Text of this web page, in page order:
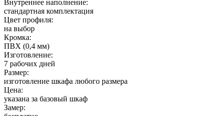
Внутреннее наполнение:
стандартная комплектация
Цвет профиля:
на выбор
Кромка:
ПВХ (0,4 мм)
Изготовление:
7 рабочих дней
Размер:
изготовление шкафа любого размера
Цена:
указана за базовый шкаф
Замер: